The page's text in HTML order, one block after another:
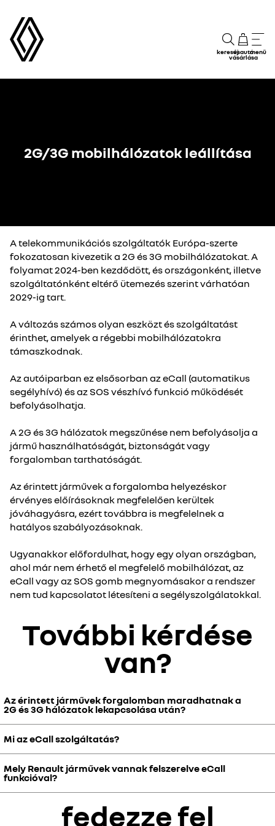
keresésúj autó
vásárlása
menü
2G/3G mobilhálózatok leállítása
A telekommunikációs szolgáltatók Európa-szerte
fokozatosan kivezetik a 2G és 3G mobilhálózatokat. A
folyamat 2024-ben kezdődött, és országonként, illetve
szolgáltatónként eltérő ütemezés szerint várhatóan
2029-ig tart.
A változás számos olyan eszközt és szolgáltatást
érinthet, amelyek a régebbi mobilhálózatokra
támaszkodnak.
Az autóiparban ez elsősorban az eCall (automatikus
segélyhívó) és az SOS vészhívó funkció működését
befolyásolhatja.
A 2G és 3G hálózatok megszűnése nem befolyásolja a
jármű használhatóságát, biztonságát vagy
forgalomban tarthatóságát.
Az érintett járművek a forgalomba helyezéskor
érvényes előírásoknak megfelelően kerültek
jóváhagyásra, ezért továbbra is megfelelnek a
hatályos szabályozásoknak.
Ugyanakkor előfordulhat, hogy egy olyan országban,
ahol már nem érhető el megfelelő mobilhálózat, az
eCall vagy az SOS gomb megnyomásakor a rendszer
nem tud kapcsolatot létesíteni a segélyszolgálatokkal.
További kérdése
van?
Az érintett járművek forgalomban maradhatnak a
2G és 3G hálózatok lekapcsolása után?
Igen. A járművek az értékesítésük időpontjában hatályos
előírásoknak megfelelően készültek és kerültek jóváhagyásra,
ezért a 2G és 3G hálózatok lekapcsolása után is forgalomban
maradhatnak.
Mi az eCall szolgáltatás?
A segélyhívó szolgáltatás (vagy „eCall”) egy járműbe épített
rendszer, amely minden M1 (személygépkocsik) és N1 (könnyű
haszongépjárművek) kategóriájú, Európában 2018. március 31. óta
„új típusjóváhagyással” rendelkező járműben megtalálható.
Baleset esetén, amikor a légzsák kinyílik, a jármű automatikusan
Mely Renault járművek vannak felszerelve eCall
funkcióval?
Minden olyan Renault jármű rendelkezik eCall rendszerrel, amely
2018. március 31. után kapott új típusjóváhagyást. Annak
fedezze fel